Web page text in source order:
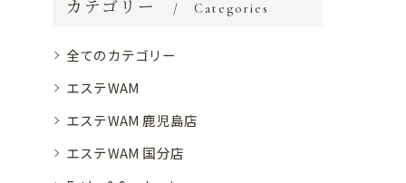
カテゴリー Categories
全てのカテゴリー
エステWAM
エステWAM 鹿児島店
エステWAM 国分店